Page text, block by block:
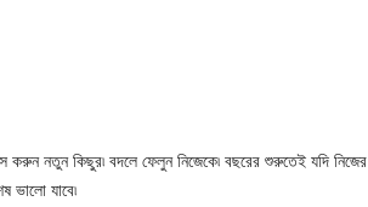
করুন নতুন কিছুর৷ বদলে ফেলুন নিজেকে৷ বছরের শুরুতেই যদি নিজের
ভালো যাবে৷